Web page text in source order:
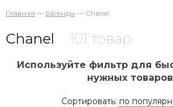
Главная — Бренды — Chanel
Chanel 101 товар
Используйте фильтр для
нужных
Сортировать: по